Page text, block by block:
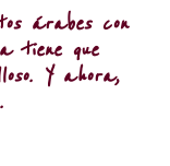
árabes con
tiene que
Y ahora,